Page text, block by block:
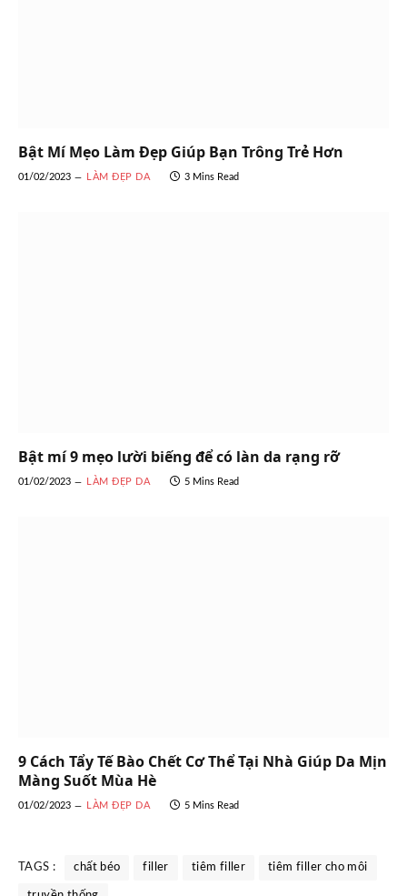
Bật Mí Mẹo Làm Đẹp Giúp Bạn Trông Trẻ Hơn
01/02/2023 LÀM ĐẸP DA 3 Mins Read
Bật mí 9 mẹo lười biếng để có làn da rạng rỡ
01/02/2023 LÀM ĐẸP DA 5 Mins Read
9 Cách Tẩy Tế Bào Chết Cơ Thể Tại Nhà Giúp Da Mịn
Màng Suốt Mùa Hè
01/02/2023 LÀM ĐẸP DA 5 Mins Read
TAGS : chất béo filler tiêm filler tiêm filler cho môi